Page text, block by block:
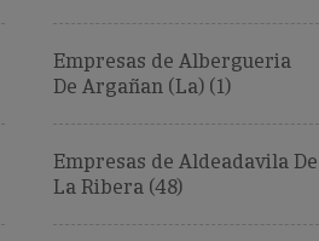
Empresas de Albergueria
De Argañan (La) (1)
Empresas de Aldeadavila De
La Ribera (48)